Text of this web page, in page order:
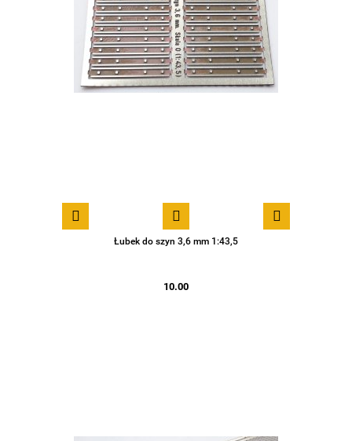
Łubek do szyn 3,6 mm 1:43,5
10.00